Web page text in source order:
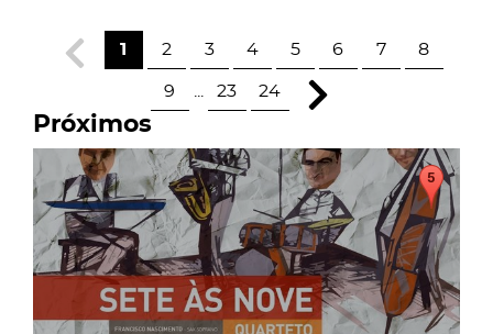
1 2 3 4 5 6 7 8
9 23 24
Próximos